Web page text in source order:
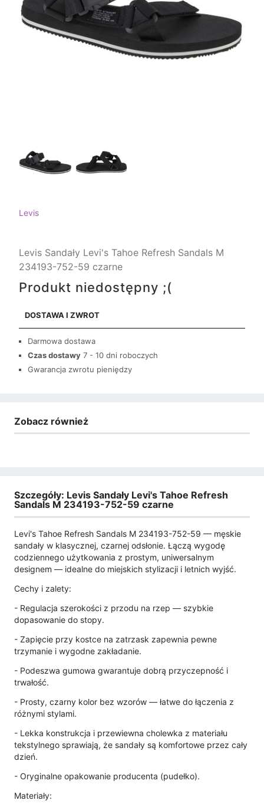
Levis
Levis Sandały Levi's Tahoe Refresh Sandals M
234193-752-59 czarne
Produkt niedostępny ;(
DOSTAWA I ZWROT
Darmowa dostawa
Czas dostawy 7 - 10 dni roboczych
Gwarancja zwrotu pieniędzy
Zobacz również
Szczegóły: Levis Sandały Levi's Tahoe Refresh
Sandals M 234193-752-59 czarne
Levi's Tahoe Refresh Sandals M 234193-752-59 — męskie
sandały w klasycznej, czarnej odsłonie. Łączą wygodę
codziennego użytkowania z prostym, uniwersalnym
designem — idealne do miejskich stylizacji i letnich wyjść.
Cechy i zalety:
- Regulacja szerokości z przodu na rzep — szybkie
dopasowanie do stopy.
- Zapięcie przy kostce na zatrzask zapewnia pewne
trzymanie i wygodne zakładanie.
- Podeszwa gumowa gwarantuje dobrą przyczepność i
trwałość.
- Prosty, czarny kolor bez wzorów — łatwe do łączenia z
różnymi stylami.
- Lekka konstrukcja i przewiewna cholewka z materiału
tekstylnego sprawiają, że sandały są komfortowe przez cały
dzień.
- Oryginalne opakowanie producenta (pudełko).
Materiały: